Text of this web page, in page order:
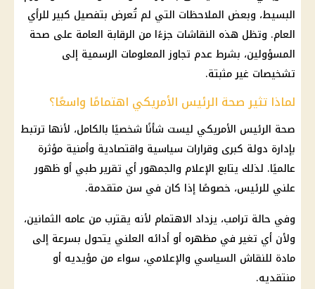
البسيط، وبعض الملاحظات التي لم تُعرض بتفصيل كبير للرأي
العام. وتظل هذه النقاشات جزءًا من الرقابة العامة على صحة
المسؤولين، بشرط عدم تجاوز المعلومات الرسمية إلى
تشخيصات غير مثبتة.
لماذا تثير صحة الرئيس الأمريكي اهتمامًا واسعًا؟
صحة الرئيس الأمريكي ليست شأنًا شخصيًا بالكامل، لأنها ترتبط
بإدارة دولة كبرى وقرارات سياسية واقتصادية وأمنية مؤثرة
عالميًا. لذلك يتابع الإعلام والجمهور أي تقرير طبي أو ظهور
علني للرئيس، خصوصًا إذا كان في سن متقدمة.
وفي حالة ترامب، يزداد الاهتمام لأنه يقترب من عامه الثمانين،
ولأن أي تغير في مظهره أو أدائه العلني يتحول بسرعة إلى
مادة للنقاش السياسي والإعلامي، سواء من مؤيديه أو
منتقديه.